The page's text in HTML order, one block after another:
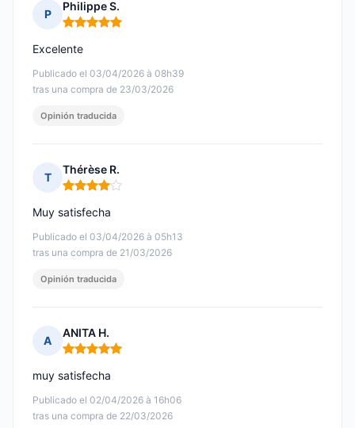
P
Philippe S.
Nota: 5 de 5
Publicado el 03/04/2026 à 08h39
tras una compra de 23/03/2026
Excelente
Opinión traducida
T
Thérèse R.
Nota: 4 de 5
Publicado el 03/04/2026 à 05h13
tras una compra de 21/03/2026
Muy satisfecha
Opinión traducida
A
ANITA H.
Nota: 5 de 5
Publicado el 02/04/2026 à 16h06
tras una compra de 22/03/2026
muy satisfecha